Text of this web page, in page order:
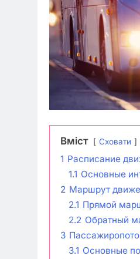
Вміст Сховати
1 Расписание
1.1 Основные
2 Маршрут
2.1 Прямой
2.2 Обратный
3
3.1 Основные